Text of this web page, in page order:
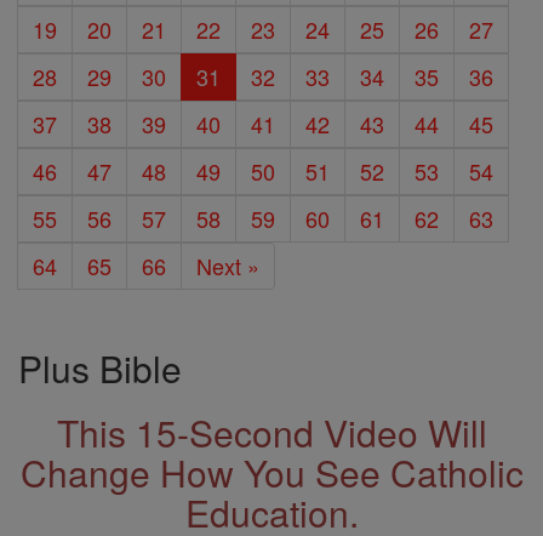
19
20 21 22 23 24 25 26
27
28
29 30 31 32 33 34 35
36
37
38 39 40 41 42 43 44
45
46
47 48 49 50 51 52 53
54
55
56 57 58 59 60 61 62
63
64
65 66 Next »
Plus Bible
This 15-Second Video Will
Change How You See Catholic
Education.